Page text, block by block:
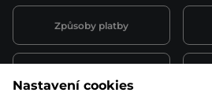
Způsoby platby
Nastavení cookies